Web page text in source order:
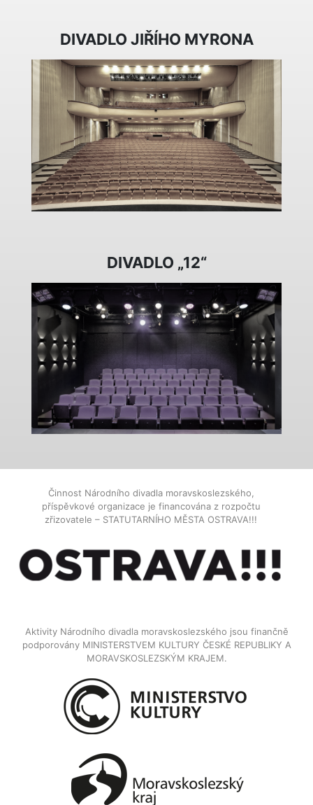
DIVADLO JIŘÍHO MYRONA
DIVADLO „12“
Činnost Národního divadla moravskoslezského,
příspěvkové organizace je financována z rozpočtu
zřizovatele – STATUTARNÍHO MĚSTA OSTRAVA!!!
Aktivity Národního divadla moravskoslezského jsou finančně
podporovány MINISTERSTVEM KULTURY ČESKÉ REPUBLIKY A
MORAVSKOSLEZSKÝM KRAJEM.